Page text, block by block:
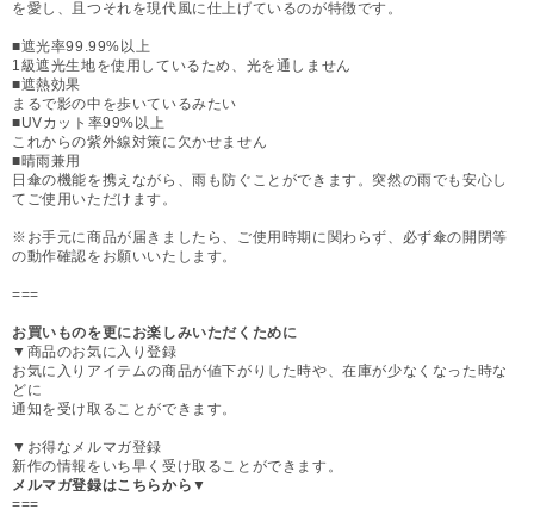
を愛し、且つそれを現代風に仕上げているのが特徴です。
■遮光率99.99%以上
1級遮光生地を使用しているため、光を通しません
■遮熱効果
まるで影の中を歩いているみたい
■UVカット率99%以上
これからの紫外線対策に欠かせません
■晴雨兼用
日傘の機能を携えながら、雨も防ぐことができます。突然の雨でも安心し
てご使用いただけます。
※お手元に商品が届きましたら、ご使用時期に関わらず、必ず傘の開閉等
の動作確認をお願いいたします。
===
お買いものを更にお楽しみいただくために
▼商品のお気に入り登録
お気に入りアイテムの商品が値下がりした時や、在庫が少なくなった時な
どに
通知を受け取ることができます。
▼お得なメルマガ登録
新作の情報をいち早く受け取ることができます。
メルマガ登録はこちらから▼
===